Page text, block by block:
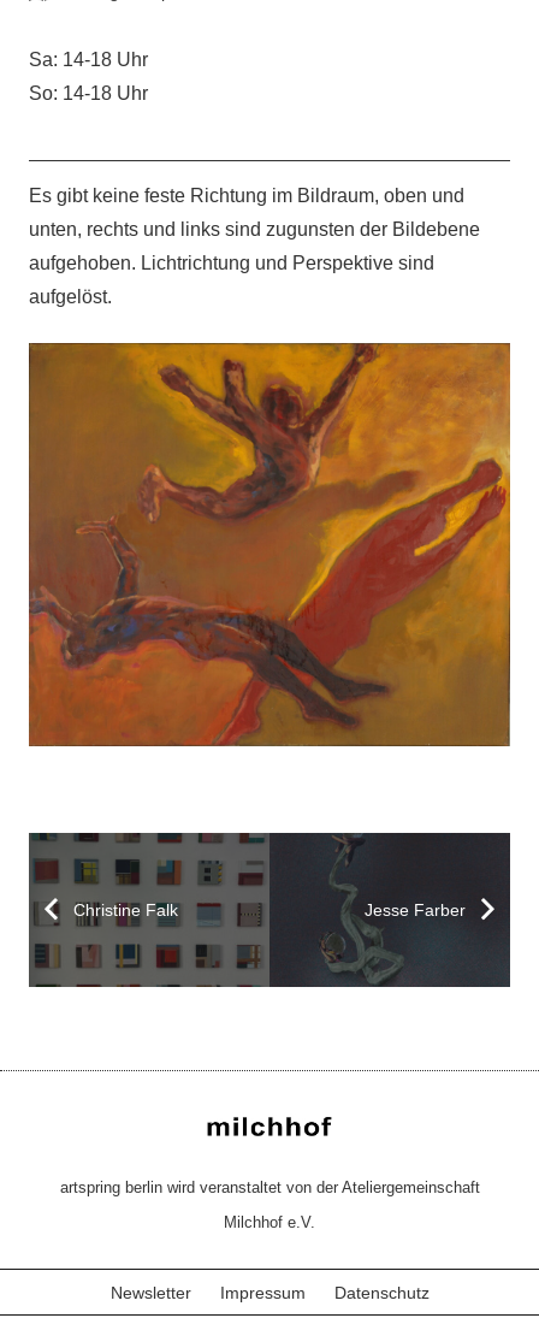
Sa: 14-18 Uhr
So: 14-18 Uhr
Es gibt keine feste Richtung im Bildraum, oben und
unten, rechts und links sind zugunsten der Bildebene
aufgehoben. Lichtrichtung und Perspektive sind
aufgelöst.
Christine Falk Jesse Farber
artspring berlin wird veranstaltet von der Ateliergemeinschaft
Milchhof e.V.
Newsletter Impressum Datenschutz